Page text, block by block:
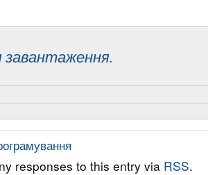
завантаження.
responses to this entry via RSS.